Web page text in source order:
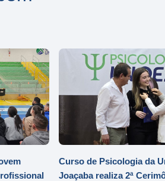
Curso de Psicologia da
Joaçaba realiza 2ª